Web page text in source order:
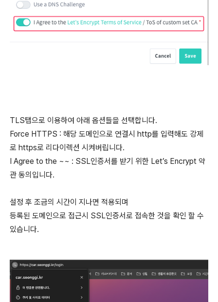
TLS탭으로 이용하여 아래 옵션들을 선택합니다.
Force HTTPS : 해당 도메인으로 연결시 http를 입력해도 강제
로 https로 리다이렉션 시켜버립니다.
I Agree to the ~~ : SSL인증서를 받기 위한 Let’s Encrypt 약
관 동의입니다.
설정 후 조금의 시간이 지나면 적용되며
등록된 도메인으로 접근시 SSL인증서로 접속한 것을 확인 할 수
있습니다.